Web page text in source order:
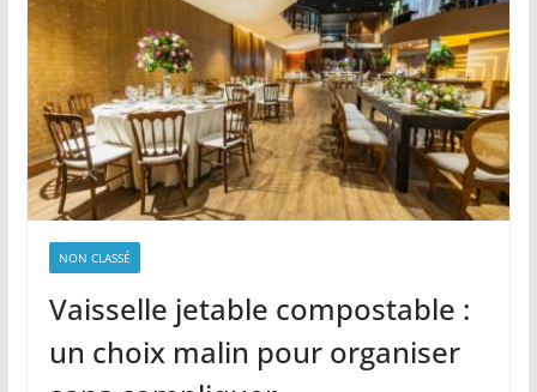
NON CLASSÉ
Vaisselle jetable compostable :
un choix malin pour organiser